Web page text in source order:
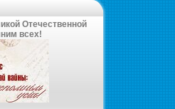
Отечественной
всех!